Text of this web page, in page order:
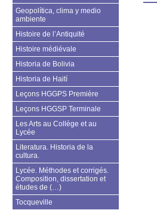
Geopolítica, clima y medio
ambiente
Histoire de l’Antiquité
Histoire médiévale
Historia de Bolivia
Historia de Haití
Leçons HGGPS Première
Leçons HGGSP Terminale
Les Arts au Collège et au
Lycée
Literatura. Historia de la
cultura.
Lycée. Méthodes et corrigés.
Composition, dissertation et
études de (…)
Tocqueville